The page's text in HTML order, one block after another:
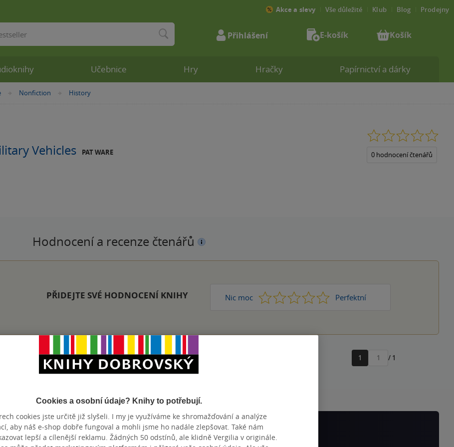
»
Nonfiction »History
Vehicles PAT WARE
0.0
0 hodnocení čtenářů
Hodnocení a recenze čtenářů
PŘIDEJTE SVÉ HODNOCENÍ KNIHY Nic moc 1 2 3 4 Perfektní
5
Zobrazeno 20 z 20
1
Přejít
/ 1
Učebnice Hry Hračky Papírnictví a dárky
Akce a slevy Vše důležité Klub Blog Prodejny
Přihlášení E-košík Košík
Cookies a osobní údaje? Knihy to potřebují.
cookies jste určitě již slyšeli. I my je využíváme ke shromažďování a analýze
aby náš e-shop dobře fungoval a mohli jsme ho nadále zlepšovat. Také nám
lepší a cílenější reklamu. Žádných 50 odstínů, ale klidně Vergilia v originále.